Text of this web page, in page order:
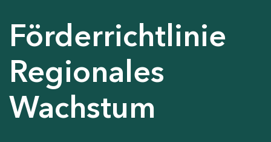
Förderrichtlinie
Regionales
Wachstum